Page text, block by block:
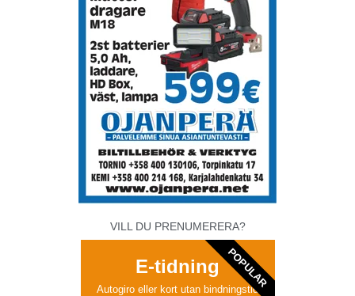
VILL DU PRENUMERERA?
E-tidning
Autogiro eller kort utan bindningstid
POPULAR